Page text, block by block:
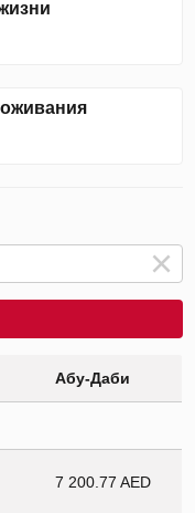
Абу-Даби
7 200.77 AED